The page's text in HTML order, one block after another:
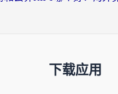
下载应用